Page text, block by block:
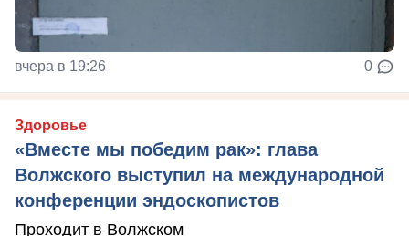
вчера в 19:26 0
Здоровье
«Вместе мы победим рак»: глава
Волжского выступил на международной
конференции эндоскопистов
Проходит в Волжском